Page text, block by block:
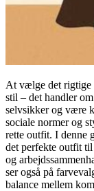
At vælge det rigtige
stil – det handler
selvsikker og være
sociale normer og
rette outfit. I denne
det perfekte outfit
og
ser også på
balance mellem